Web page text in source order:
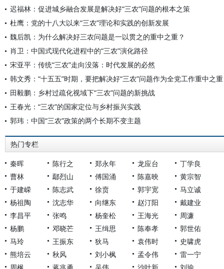
迟福林：促进城乡融合发展是解决好“三农”问题的根本之策
杜鹰：党的十八大以来“三农”理论和实践的创新发展
魏后凯：为什么解决好三农问题是一以贯之的重中之重？
肖卫：中国式现代化进程中的“三农”演化路径
宋亚平：传统“三农”走向没落：时代发展的必然
韩文秀：“十五五”时期，要把解决好“三农”问题作为全党工作重中之重
田毅鹏：乡村过疏化视域下“三农”问题的新挑战
王春光：“三农”的国家定位与乡村振兴实践
郭玮：中国“三农”政策的两个长期不变主题
热门专栏
秦晖 陈行之 郑永年 龙应台
丁学良
曹林
鄢烈山 傅国涌 陈嘉映
黄宗智
于建嵘
陈志武 徐贲 郭宇宽
马立诚
杨祖陶
沈志华 向继东 赵汀阳
戴建业
李昌平
张鸣 杨奎松 王海光
周濂
杨鹏
邓晓芒 王缉思 陈奉孝
郭世佑
马玲
王振东 狄马 袁伟时
史啸虎
熊培云
秋风 刘小枫 孟令伟
雷一宁